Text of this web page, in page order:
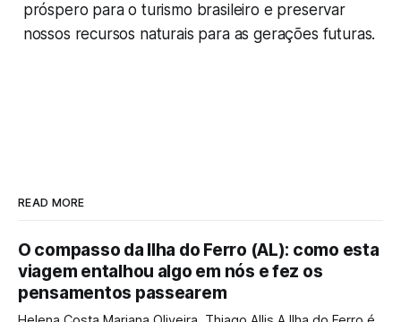
próspero para o turismo brasileiro e preservar
nossos recursos naturais para as gerações futuras.
READ MORE
O compasso da Ilha do Ferro (AL): como esta
viagem entalhou algo em nós e fez os
pensamentos passearem